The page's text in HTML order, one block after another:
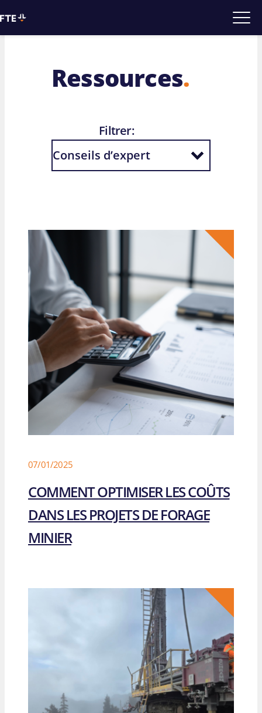
Ressources.
Filtrer:
07/01/2025
COMMENT OPTIMISER LES COÛTS
DANS LES PROJETS DE FORAGE
MINIER